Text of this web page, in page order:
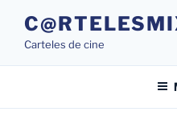
contenido
Carteles de cine